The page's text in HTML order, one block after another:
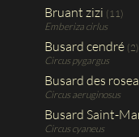
Bruant zizi (11)
Emberiza cirlus
Busard cendré (2)
Circus pygargus
Busard des
Circus aeruginosus
Busard Saint-
Circus cyaneus